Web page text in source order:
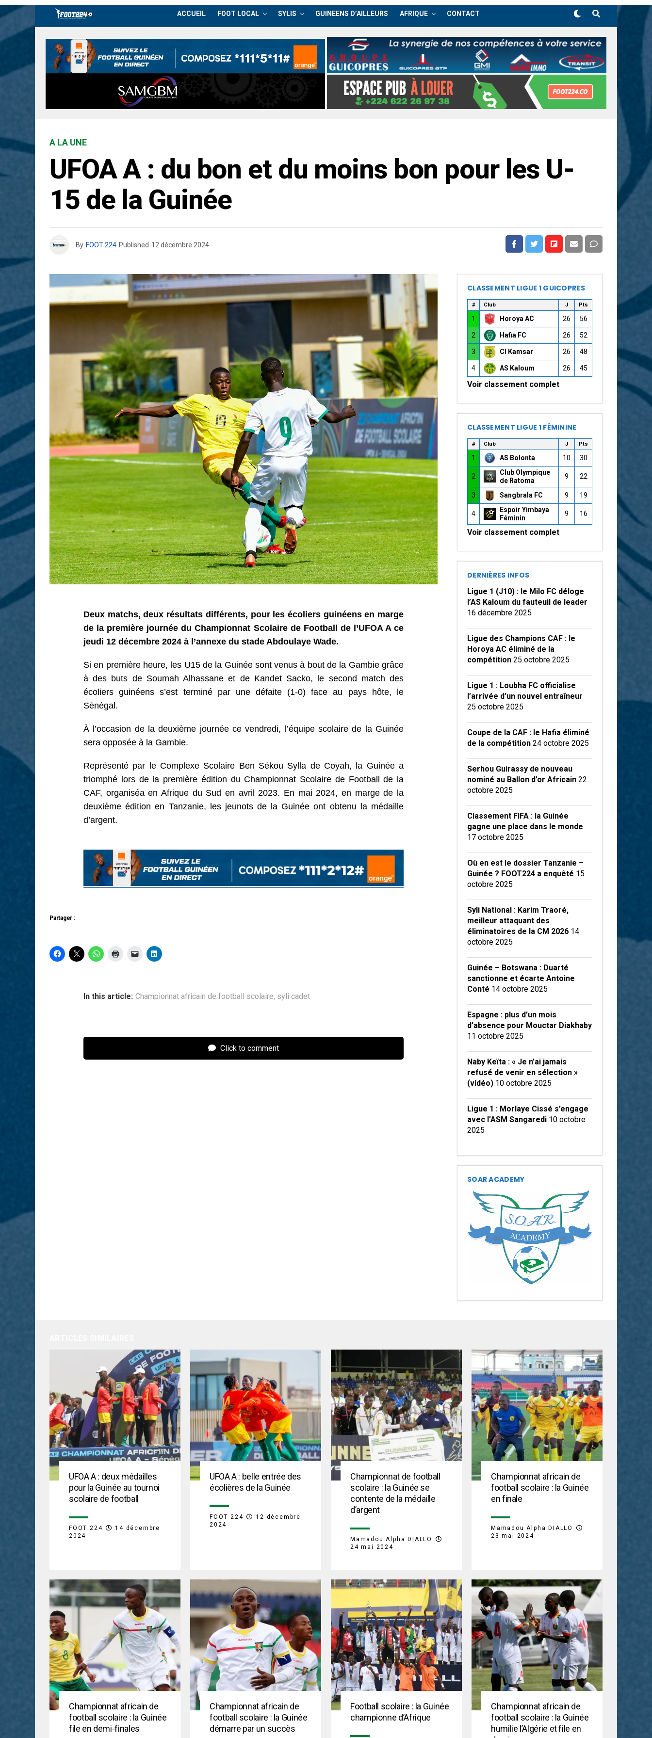
ACCUEIL FOOT LOCAL SYLIS GUINEENS D’AILLEURS AFRIQUE CONTACT
A LA UNE
UFOA A : du bon et du moins bon pour les U-
15 de la Guinée
By FOOT 224 Published 12 décembre 2024
Deux matchs, deux résultats différents, pour les écoliers guinéens en marge
de la première journée du Championnat Scolaire de Football de l’UFOA A ce
jeudi 12 décembre 2024 à l’annexe du stade Abdoulaye Wade.
Si en première heure, les U15 de la Guinée sont venus à bout de la Gambie grâce
à des buts de Soumah Alhassane et de Kandet Sacko, le second match des
écoliers guinéens s’est terminé par une défaite (1-0) face au pays hôte, le
Sénégal.
À l’occasion de la deuxième journée ce vendredi, l’équipe scolaire de la Guinée
sera opposée à la Gambie.
Représenté par le Complexe Scolaire Ben Sékou Sylla de Coyah, la Guinée a
triomphé lors de la première édition du Championnat Scolaire de Football de la
CAF, organiséa en Afrique du Sud en avril 2023. En mai 2024, en marge de la
deuxième édition en Tanzanie, les jeunots de la Guinée ont obtenu la médaille
d’argent.
Partager :
In this article: Championnat africain de football scolaire, syli cadet
Click to comment
CLASSEMENT LIGUE 1 GUICOPRES
# Club J Pts
1 Horoya AC 26 56
2 Hafia FC 26 52
3 CI Kamsar 26 48
4 AS Kaloum 26 45
Voir classement complet
CLASSEMENT LIGUE 1 FÉMININE
# Club J Pts
1 AS Bolonta 10 30
2
Club Olympique
de Ratoma
9 22
3 Sangbrala FC 9 19
4
Espoir Yimbaya
Féminin
9 16
Voir classement complet
DERNIÈRES INFOS
Ligue 1 (J10) : le Milo FC déloge
l’AS Kaloum du fauteuil de leader
16 décembre 2025
Ligue des Champions CAF : le
Horoya AC éliminé de la
compétition 25 octobre 2025
Ligue 1 : Loubha FC officialise
l’arrivée d’un nouvel entraîneur
25 octobre 2025
Coupe de la CAF : le Hafia éliminé
de la compétition 24 octobre 2025
Serhou Guirassy de nouveau
nominé au Ballon d’or Africain 22
octobre 2025
Classement FIFA : la Guinée
gagne une place dans le monde
17 octobre 2025
Où en est le dossier Tanzanie –
Guinée ? FOOT224 a enquêté 15
octobre 2025
Syli National : Karim Traoré,
meilleur attaquant des
éliminatoires de la CM 2026 14
octobre 2025
Guinée – Botswana : Duarté
sanctionne et écarte Antoine
Conté 14 octobre 2025
Espagne : plus d’un mois
d’absence pour Mouctar Diakhaby
11 octobre 2025
Naby Keïta : « Je n’ai jamais
refusé de venir en sélection »
(vidéo) 10 octobre 2025
Ligue 1 : Morlaye Cissé s’engage
avec l’ASM Sangaredi 10 octobre
2025
SOAR ACADEMY
UFOA A : deux médailles
pour la Guinée au tournoi
scolaire de football
FOOT 224
14 décembre
2024
UFOA A : belle entrée des
écolières de la Guinée
FOOT 224
12 décembre
2024
Championnat de football
scolaire : la Guinée se
contente de la médaille
d’argent
Mamadou Alpha DIALLO
24 mai 2024
Championnat africain de
football scolaire : la Guinée
en finale
Mamadou Alpha DIALLO
23 mai 2024
Championnat africain de
football scolaire : la Guinée
file en demi-finales
Championnat africain de
football scolaire : la Guinée
démarre par un succès
Football scolaire : la Guinée
championne d’Afrique
Championnat africain de
football scolaire : la Guinée
humilie l’Algérie et file en